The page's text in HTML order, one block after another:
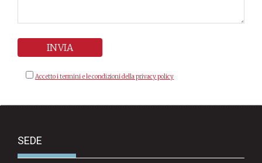
Accetto i termini e le condizioni della privacy policy
SEDE